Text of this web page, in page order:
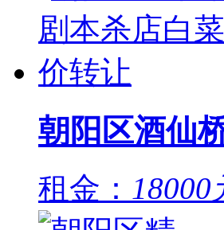
朝阳区酒仙
租金： 18000